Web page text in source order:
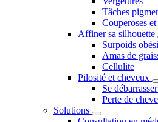
Tâches
Couperoses
Affiner sa silhouette
Surpoids
Amas de
Cellulite
Pilosité et cheveux
Se
Perte de
Solutions